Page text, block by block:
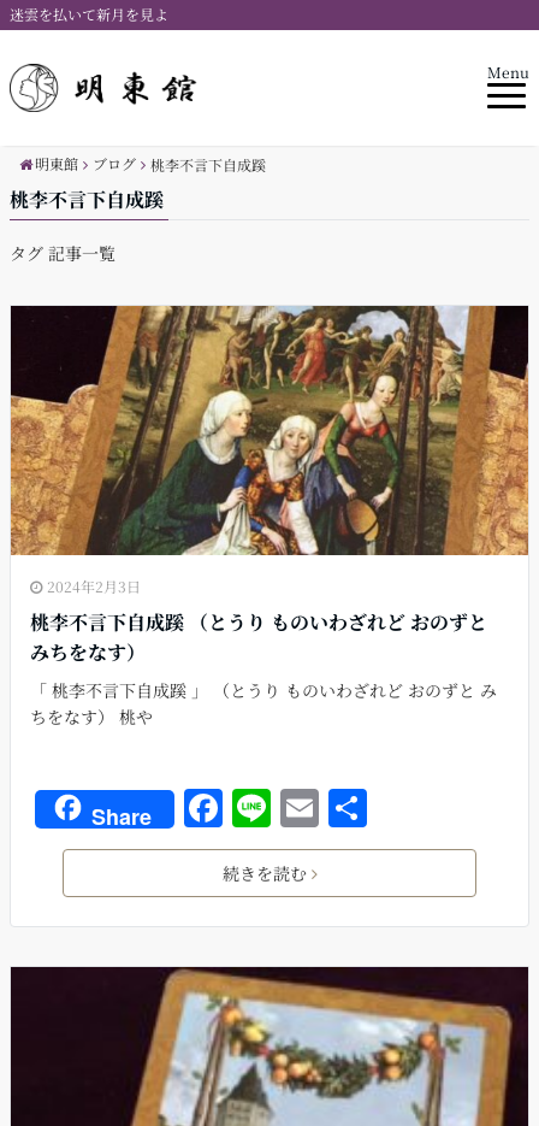
迷雲を払いて新月を見よ
Menu
明東館 ブログ 桃李不言下自成蹊
桃李不言下自成蹊
タグ 記事一覧
2024年2月3日
桃李不言下自成蹊 （とうり ものいわざれど おのずと
みちをなす）
「 桃李不言下自成蹊 」 （とうり ものいわざれど おのずと み
ちをなす） 桃や
Share F
a
c
e
b
o
o
k
Li
n
e
E
m
ai
l
有
続きを読む